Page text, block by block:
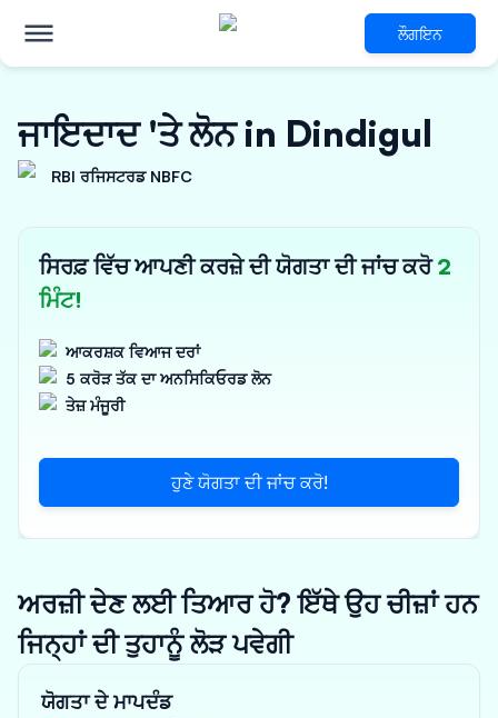
ਲੌਗਇਨ
ਜਾਇਦਾਦ 'ਤੇ ਲੋਨ in Dindigul
RBI ਰਜਿਸਟਰਡ NBFC
ਸਿਰਫ਼ ਵਿੱਚ ਆਪਣੀ ਕਰਜ਼ੇ ਦੀ ਯੋਗਤਾ ਦੀ ਜਾਂਚ ਕਰੋ2
ਮਿੰਟ!
ਆਕਰਸ਼ਕ ਵਿਆਜ ਦਰਾਂ
5 ਕਰੋੜ ਤੱਕ ਦਾ ਅਨਸਿਕਿਓਰਡ ਲੋਨ
ਤੇਜ਼ ਮੰਜੂਰੀ
ਹੁਣੇ ਯੋਗਤਾ ਦੀ ਜਾਂਚ ਕਰੋ!
ਅਰਜ਼ੀ ਦੇਣ ਲਈ ਤਿਆਰ ਹੋ? ਇੱਥੇ ਉਹ ਚੀਜ਼ਾਂ ਹਨ
ਜਿਨ੍ਹਾਂ ਦੀ ਤੁਹਾਨੂੰ ਲੋੜ ਪਵੇਗੀ
ਯੋਗਤਾ ਦੇ ਮਾਪਦੰਡ